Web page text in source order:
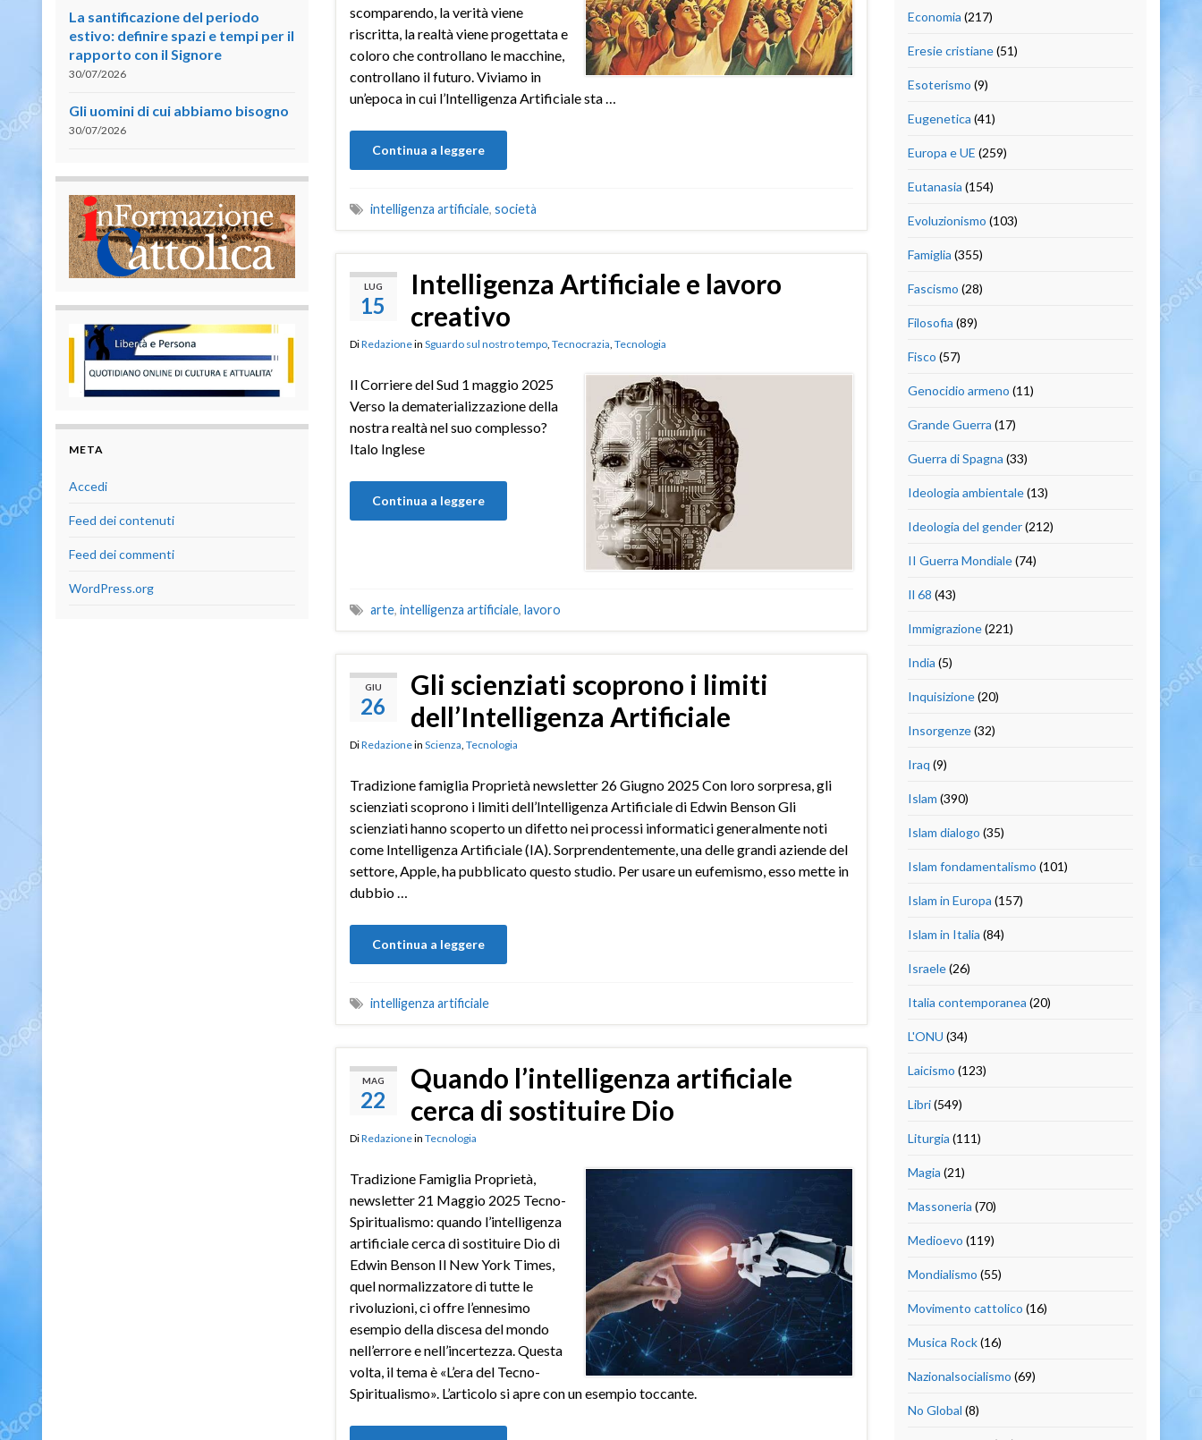
scomparendo, la verità viene
riscritta, la realtà viene progettata e
coloro che controllano le macchine,
controllano il futuro. Viviamo in
un’epoca in cui l’Intelligenza Artificiale sta …
Continua a leggere
intelligenza artificiale, società
LUG
15
Intelligenza Artificiale e lavoro
creativo
DiRedazionein Sguardo sul nostro tempo, Tecnocrazia Tecnologia
Il Corriere del Sud 1 maggio 2025
Verso la dematerializzazione della
nostra realtà nel suo complesso?
Italo Inglese
Continua a leggere
arte, intelligenza artificiale, lavoro
GIU
26
Gli scienziati scoprono i limiti
dell’Intelligenza Artificiale
DiRedazionein Scienza Tecnologia
Tradizione famiglia Proprietà newsletter 26 Giugno 2025 Con loro sorpresa, gli
scienziati scoprono i limiti dell’Intelligenza Artificiale di Edwin Benson Gli
scienziati hanno scoperto un difetto nei processi informatici generalmente noti
come Intelligenza Artificiale (IA). Sorprendentemente, una delle grandi aziende del
settore, Apple, ha pubblicato questo studio. Per usare un eufemismo, esso mette in
dubbio …
Continua a leggere
intelligenza artificiale
MAG
22
Quando l’intelligenza artificiale
cerca di sostituire Dio
DiRedazionein Tecnologia
Tradizione Famiglia Proprietà,
newsletter 21 Maggio 2025 Tecno-
Spiritualismo: quando l’intelligenza
artificiale cerca di sostituire Dio di
Edwin Benson Il New York Times,
quel normalizzatore di tutte le
rivoluzioni, ci offre l’ennesimo
esempio della discesa del mondo
nell’errore e nell’incertezza. Questa
volta, il tema è «L’era del Tecno-
Spiritualismo». L’articolo si apre con un esempio toccante.
La santificazione del periodo
estivo: definire spazi e tempi per il
rapporto con il Signore
30/07/2026
Gli uomini di cui abbiamo bisogno
30/07/2026
META
Accedi
Feed dei contenuti
Feed dei commenti
WordPress.org
Economia (217)
Eresie cristiane(51)
Esoterismo (9)
Eugenetica (41)
Europa e UE (259)
Eutanasia (154)
Evoluzionismo (103)
Famiglia (355)
Fascismo (28)
Filosofia (89)
Fisco (57)
Genocidio armeno (11)
Grande Guerra (17)
Guerra di Spagna (33)
Ideologia ambientale(13)
Ideologia del gender(212)
II Guerra Mondiale(74)
Il 68 (43)
Immigrazione(221)
India (5)
Inquisizione(20)
Insorgenze(32)
Iraq (9)
Islam (390)
Islam dialogo (35)
Islam fondamentalismo (101)
Islam in Europa (157)
Islam in Italia (84)
Israele(26)
Italia contemporanea (20)
L'ONU (34)
Laicismo (123)
Libri(549)
Liturgia (111)
Magia (21)
Massoneria (70)
Medioevo (119)
Mondialismo (55)
Movimento cattolico (16)
Musica Rock(16)
Nazionalsocialismo (69)
No Global (8)